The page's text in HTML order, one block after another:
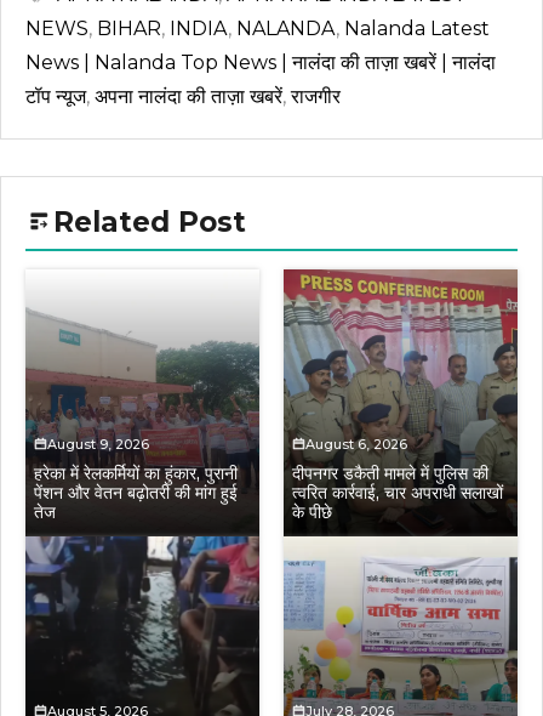
NEWS, BIHAR, INDIA, NALANDA, Nalanda Latest
News | Nalanda Top News | नालंदा की ताज़ा खबरें | नालंदा
टॉप न्यूज, अपना नालंदा की ताज़ा खबरें,राजगीर
Related Post
August 9, 2026
हरेका में रेलकर्मियों का हुंकार, पुरानी
पेंशन और वेतन बढ़ोतरी की मांग हुई
तेज
August 6, 2026
दीपनगर डकैती मामले में पुलिस की
त्वरित कार्रवाई, चार अपराधी सलाखों
के पीछे
August 5, 2026 July 28, 2026